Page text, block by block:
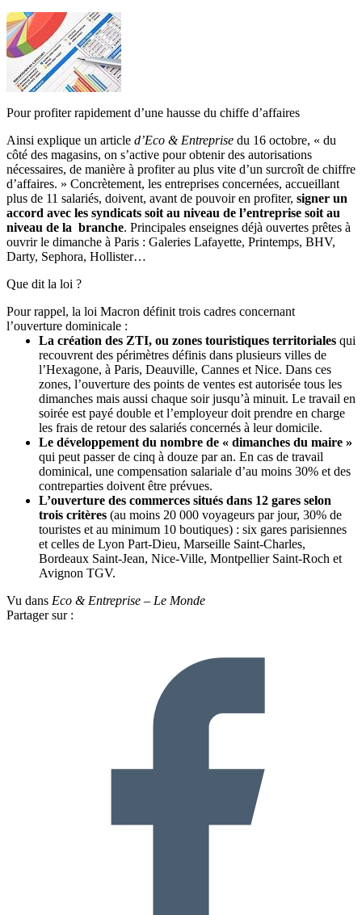
Pour profiter rapidement d’une hausse du chiffe d’affaires
Ainsi explique un article d’Eco & Entreprise du 16 octobre, « du
côté des magasins, on s’active pour obtenir des autorisations
nécessaires, de manière à profiter au plus vite d’un surcroît de chiffre
d’affaires. » Concrètement, les entreprises concernées, accueillant
plus de 11 salariés, doivent, avant de pouvoir en profiter, signer un
accord avec les syndicats soit au niveau de l’entreprise soit au
niveau de la branche. Principales enseignes déjà ouvertes prêtes à
ouvrir le dimanche à Paris : Galeries Lafayette, Printemps, BHV,
Darty, Sephora, Hollister…
Que dit la loi ?
Pour rappel, la loi Macron définit trois cadres concernant
l’ouverture dominicale :
La création des ZTI, ou zones touristiques territoriales qui
recouvrent des périmètres définis dans plusieurs villes de
l’Hexagone, à Paris, Deauville, Cannes et Nice. Dans ces
zones, l’ouverture des points de ventes est autorisée tous les
dimanches mais aussi chaque soir jusqu’à minuit. Le travail en
soirée est payé double et l’employeur doit prendre en charge
les frais de retour des salariés concernés à leur domicile.
Le développement du nombre de « dimanches du maire »
qui peut passer de cinq à douze par an. En cas de travail
dominical, une compensation salariale d’au moins 30% et des
contreparties doivent être prévues.
L’ouverture des commerces situés dans 12 gares selon
trois critères (au moins 20 000 voyageurs par jour, 30% de
touristes et au minimum 10 boutiques) : six gares parisiennes
et celles de Lyon Part-Dieu, Marseille Saint-Charles,
Bordeaux Saint-Jean, Nice-Ville, Montpellier Saint-Roch et
Avignon TGV.
Vu dans Eco & Entreprise – Le Monde
Partager sur :